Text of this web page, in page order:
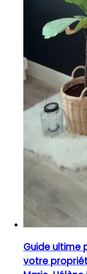
Guide ultime
votre